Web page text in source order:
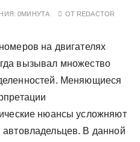
0МИНУТА ОТ REDACTOR
на двигателях
вызывал множество
Меняющиеся
нюансы усложняют
В данной